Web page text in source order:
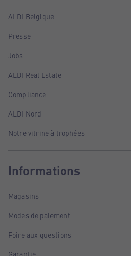
ALDI Belgique
Presse
Jobs
ALDI Real Estate
Compliance
ALDI Nord
Notre vitrine à trophées
Informations
Magasins
Modes de paiement
Foire aux questions
Garantie